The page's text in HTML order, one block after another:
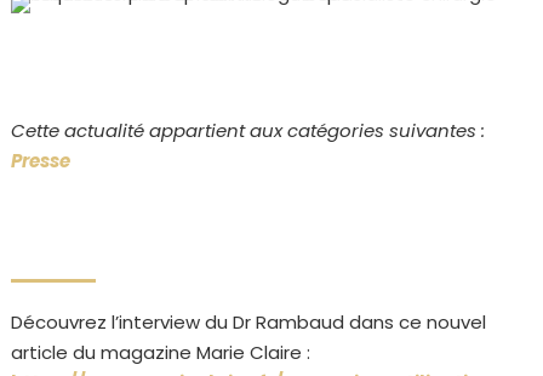
Cette actualité appartient aux catégories suivantes :
Presse
Découvrez l’interview du Dr Rambaud dans ce nouvel
article du magazine Marie Claire :